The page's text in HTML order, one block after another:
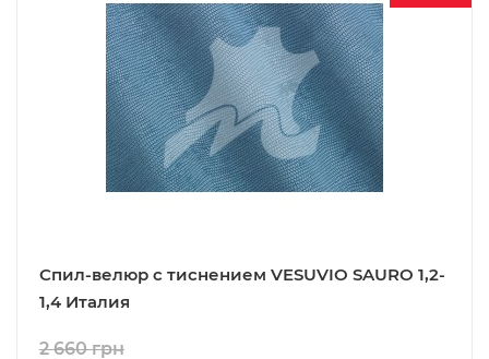
Спил-велюр c тиснением VESUVIO SAURO 1,2-
1,4 Италия
2 660 грн